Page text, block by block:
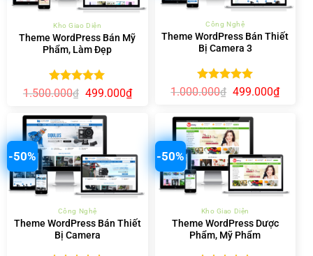
Kho Giao Diện
Theme WordPress Bán Mỹ
Phẩm, Làm Đẹp
Được xếp
hạng5.00
5 sao
1.500.000₫ Giá
là:
1.500.000₫.
499.000₫Giá
hiện
499.000₫.
Công Nghệ
Theme WordPress Bán Thiết
Bị Camera 3
Được xếp
hạng5.00
1.000.000₫ Giá
1.000.000₫.
499.000₫Giá
hiện
-50%
Công Nghệ
Theme WordPress Bán Thiết
Bị Camera
-50%
Kho Giao Diện
Theme WordPress Dược
Phẩm, Mỹ Phẩm